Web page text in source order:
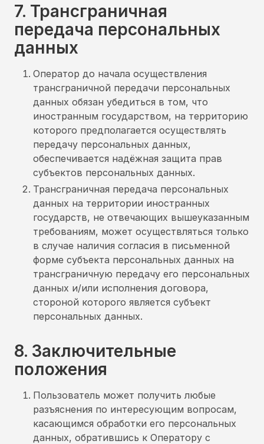
7. Трансграничная
передача персональных
данных
Оператор до начала осуществления
трансграничной передачи персональных
данных обязан убедиться в том, что
иностранным государством, на территорию
которого предполагается осуществлять
передачу персональных данных,
обеспечивается надёжная защита прав
субъектов персональных данных.
Трансграничная передача персональных
данных на территории иностранных
государств, не отвечающих вышеуказанным
требованиям, может осуществляться только
в случае наличия согласия в письменной
форме субъекта персональных данных на
трансграничную передачу его персональных
данных и/или исполнения договора,
стороной которого является субъект
персональных данных.
8. Заключительные
положения
Пользователь может получить любые
разъяснения по интересующим вопросам,
касающимся обработки его персональных
данных, обратившись к Оператору с